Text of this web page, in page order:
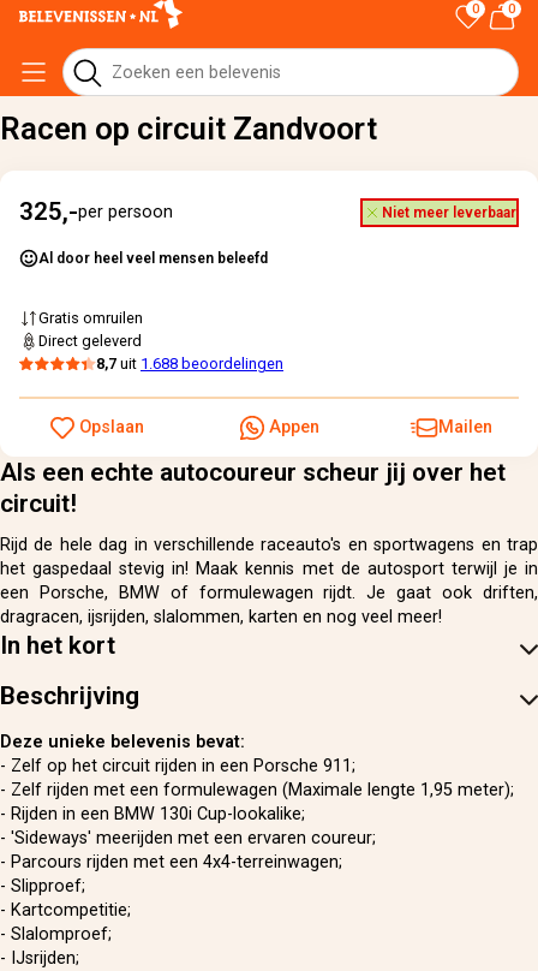
0 0
Home › Alle cadeaus › Racen op circuit Zandvoort
Racen op circuit Zandvoort
Als een echte autocoureur scheur jij over het
circuit!
Rijd de hele dag in verschillende raceauto's en sportwagens en trap
het gaspedaal stevig in! Maak kennis met de autosport terwijl je in
een Porsche, BMW of formulewagen rijdt. Je gaat ook driften,
dragracen, ijsrijden, slalommen, karten en nog veel meer!
In het kort
Beschrijving
Deze unieke belevenis bevat:
- Zelf op het circuit rijden in een Porsche 911;
- Zelf rijden met een formulewagen (Maximale lengte 1,95 meter);
- Rijden in een BMW 130i Cup-lookalike;
- 'Sideways' meerijden met een ervaren coureur;
- Parcours rijden met een 4x4-terreinwagen;
- Slipproef;
- Kartcompetitie;
- Slalomproef;
- IJsrijden;
325,-per persoon Niet meer leverbaar
Al door heel veel mensen beleefd
Gratis omruilen
Direct geleverd
8,7 uit 1.688 beoordelingen
Opslaan Appen Mailen